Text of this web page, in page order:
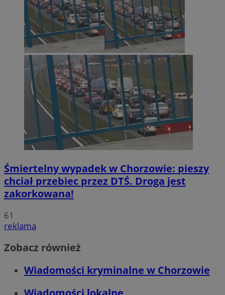
Śmiertelny wypadek w Chorzowie: pieszy
chciał przebiec przez DTŚ. Droga jest
zakorkowana!
61
reklama
Zobacz również
Wiadomości kryminalne w Chorzowie